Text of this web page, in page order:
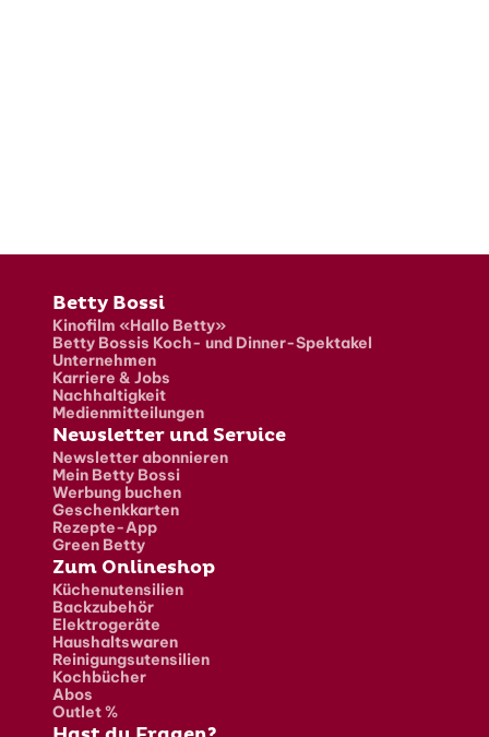
Fusszeile
Betty Bossi
Kinofilm «Hallo Betty»
Betty Bossis Koch- und Dinner-Spektakel
Unternehmen
Karriere & Jobs
Nachhaltigkeit
Medienmitteilungen
Newsletter und Service
Newsletter abonnieren
Mein Betty Bossi
Werbung buchen
Geschenkkarten
Rezepte-App
Green Betty
Zum Onlineshop
Küchenutensilien
Backzubehör
Elektrogeräte
Haushaltswaren
Reinigungsutensilien
Kochbücher
Abos
Outlet %